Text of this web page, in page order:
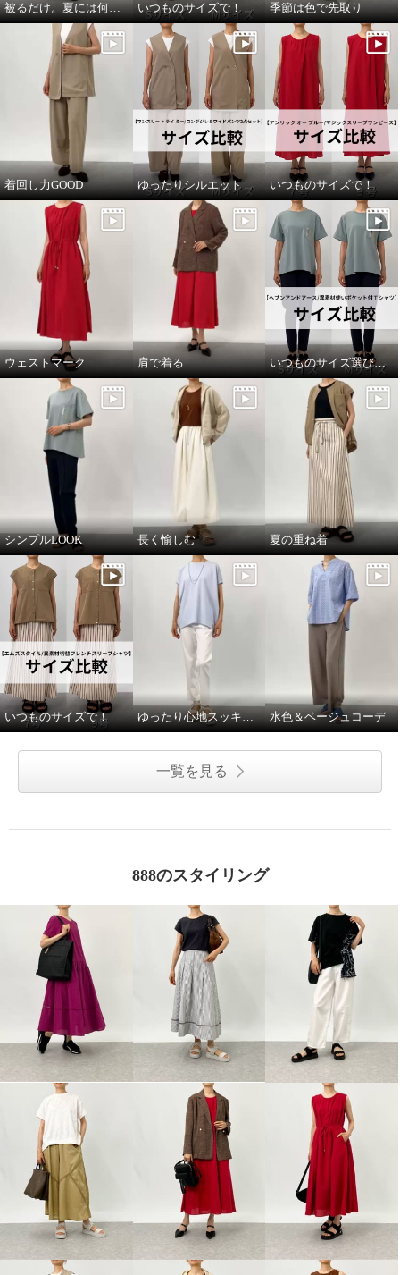
被るだけ。夏には何より！ いつものサイズで！ 季節は色で先取り
着回し力GOOD ゆったりシルエット いつものサイズで！
ウェストマーク 肩で着る いつものサイズ選びで！
シンプルLOOK 長く愉しむ 夏の重ね着
いつものサイズで！ ゆったり心地スッキリ見え 水色＆ベージュコーデ
一覧を見る
888のスタイリング